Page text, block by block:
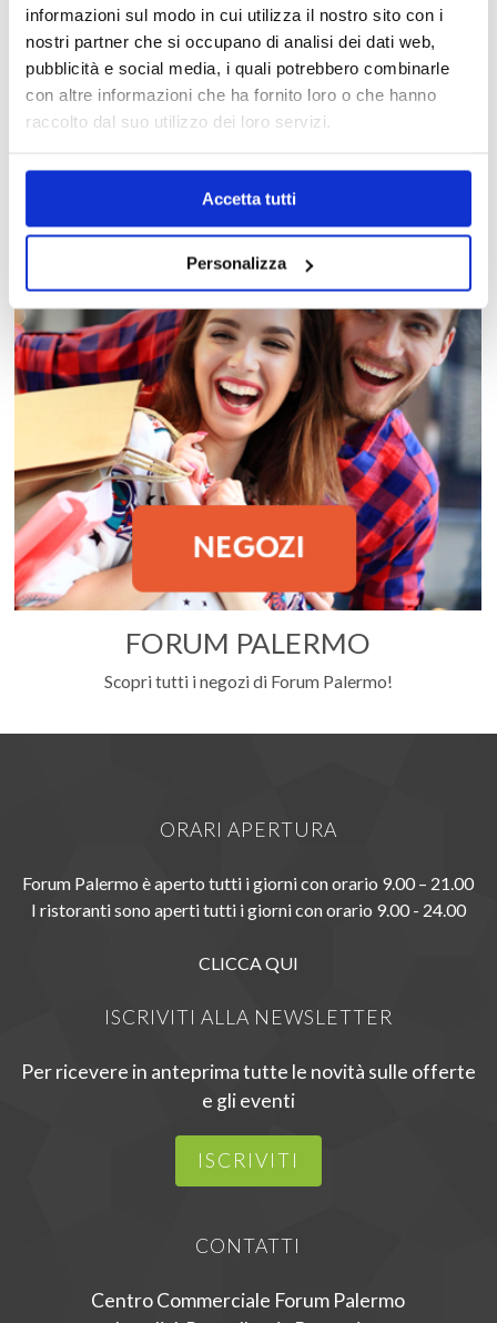
informazioni sul modo in cui utilizza il nostro sito con i
nostri partner che si occupano di analisi dei dati web,
pubblicità e social media, i quali potrebbero combinarle
con altre informazioni che ha fornito loro o che hanno
raccolto dal suo utilizzo dei loro servizi.
Accetta tutti
Personalizza
MAPPA DEL CENTRO
FORUM PALERMO
Scopri tutti i negozi di Forum Palermo!
ORARI APERTURA
Forum Palermo è aperto tutti i giorni con orario 9.00 – 21.00
I ristoranti sono aperti tutti i giorni con orario 9.00 - 24.00
CLICCA QUI
ISCRIVITI ALLA NEWSLETTER
Per ricevere in anteprima tutte le novità sulle offerte
e gli eventi
ISCRIVITI
CONTATTI
Centro Commerciale Forum Palermo